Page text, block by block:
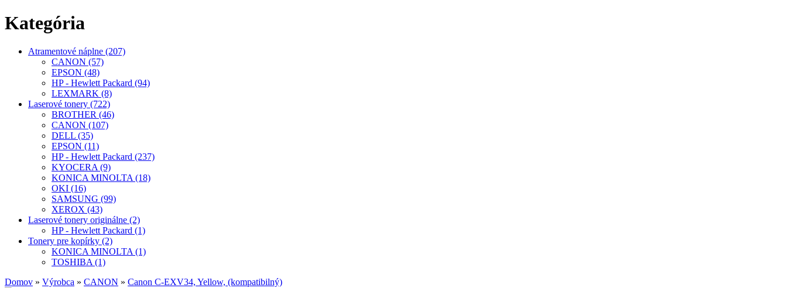
Kategória
Atramentové náplne (207)
CANON (57)
EPSON (48)
HP - Hewlett Packard (94)
LEXMARK (8)
Laserové tonery (722)
BROTHER (46)
CANON (107)
DELL (35)
EPSON (11)
HP - Hewlett Packard (237)
KYOCERA (9)
KONICA MINOLTA (18)
OKI (16)
SAMSUNG (99)
XEROX (43)
Laserové tonery originálne (2)
HP - Hewlett Packard (1)
Tonery pre kopírky (2)
KONICA MINOLTA (1)
TOSHIBA (1)
Domov » Výrobca » CANON » Canon C-EXV34, Yellow, (kompatibilný)